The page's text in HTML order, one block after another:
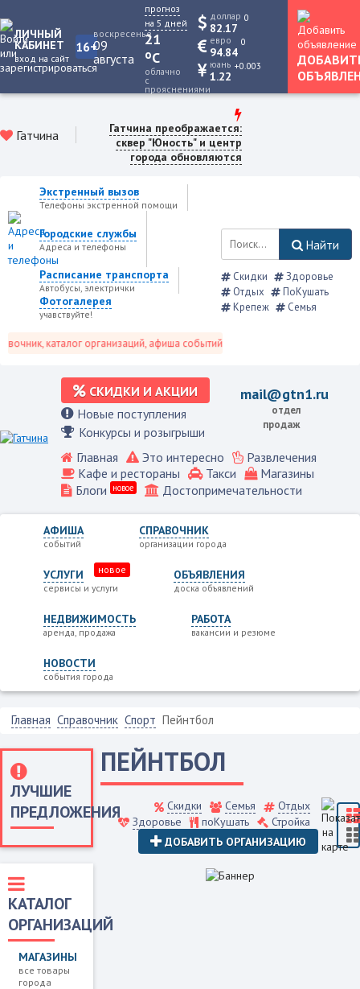
ЛИЧНЫЙ
КАБИНЕТ
вход на сайт
16+
воскресенье
09
августа
прогноз
на 5 дней
21
oC
облачно
с
прояснениями
доллар
82.17
0
евро
94.84
0
юань
1.22
+0.003
Гатчина
Гатчина преображается:
сквер "Юность" и центр
города обновляются
Экстренный вызов
Телефоны экстренной помощи
Городские службы
Адреса и телефоны
Расписание транспорта
Автобусы, электрички
Фотогалерея
учавствуйте!
каталог организаций, афиша событий и не только это.
Найти
Скидки
Здоровье
Отдых
ПоКушать
Крепеж
Семья
СКИДКИ И АКЦИИ
Новые поступления
Конкурсы и розыгрыши
mail@gtn1.ru
отдел
продаж
Главная Это интересно
Развлечения
Кафе и рестораны
Такси
Магазины
Блоги
новое Достопримечательности
АФИША
событий
СПРАВОЧНИК
организации города
УСЛУГИ
сервисы и услуги
новое ОБЪЯВЛЕНИЯ
доска объявлений
НЕДВИЖИМОСТЬ
аренда, продажа
РАБОТА
вакансии и резюме
НОВОСТИ
события города
Главная Справочник Спорт Пейнтбол
ЛУЧШИЕ
ПРЕДЛОЖЕНИЯ
КАТАЛОГ
ОРГАНИЗАЦИЙ
МАГАЗИНЫ
все товары
города
ПЕЙНТБОЛ
Скидки Семья
Отдых
Здоровье
поКушать
Стройка
ДОБАВИТЬ ОРГАНИЗАЦИЮ